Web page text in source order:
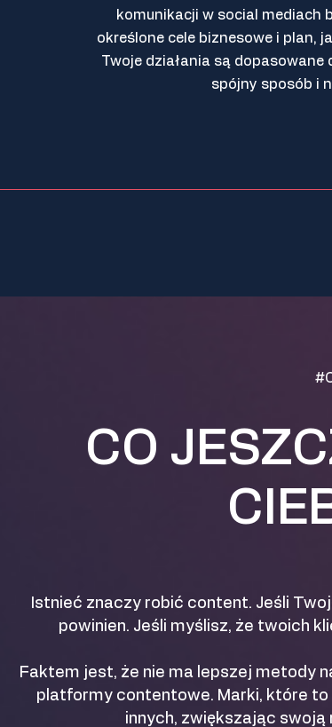
komunikacji w social mediach
określone cele biznesowe i plan,
Twoje działania są
spójny sposób i
CO
Istnieć znaczy robić content. Jeśli
powinien. Jeśli myślisz, że twoich
Faktem jest, że nie ma lepszej metody
platformy contentowe. Marki, które to
innych, zwiększając swoją